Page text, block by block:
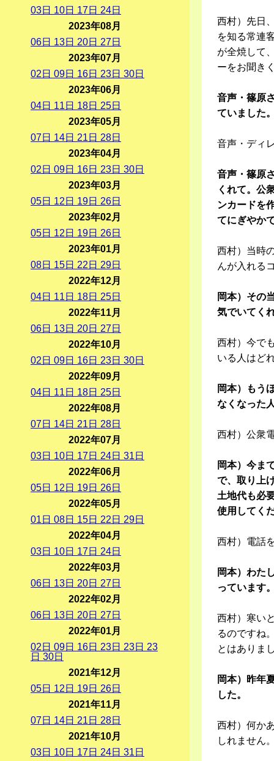
西村）先日
を知る常連
が全焼して
ーをお聞き
音声・篠原
ていました
音声・ディ
音声・篠原
くれて。公
ンカードを
てにぎやか
西村）当時
んが入れる
岡本）その
気でいてく
西村）今で
いる人はど
岡本）もう
なくなった
西村）公衆
岡本）今ま
で、取り上
土地代も必
使用してく
西村）電話
岡本）わた
っています
西村）寒い
るのですね
とはありま
岡本）昨年
した。
西村）何か
しれません
03日 10日 17日 24日
2023年08月
06日 13日 20日 27日
2023年07月
02 日 09日 16日 23日 30日
2023年06月
04日 11 日 18日 25日
2023年05月
07日 14日 21 日 28日
2023年04月
02 日 09日 16日 23日 30日
2023年03月
05日 12 日 19日 26日
2023年02月
05日 12 日 19日 26日
2023年01月
08日 15日 22 日 29日
2022年12月
04日 11 日 18日 25日
2022年11月
06日 13日 20日 27日
2022年10月
02 日 09日 16日 23日 30日
2022年09月
04日 11 日 18日 25日
2022年08月
07日 14日 21 日 28日
2022年07月
03日 10日 17日 24日 31 日
2022年06月
05日 12 日 19日 26日
2022年05月
01 日 08日 15日 22 日 29日
2022年04月
03日 10日 17日 24日
2022年03月
06日 13日 20日 27日
2022年02月
06日 13日 20日 27日
2022年01月
02 日 09日 16日 23日 23日 23
日 30日
2021年12月
05日 12 日 19日 26日
2021年11月
07日 14日 21 日 28日
2021年10月
03日 10日 17日 24日 31 日